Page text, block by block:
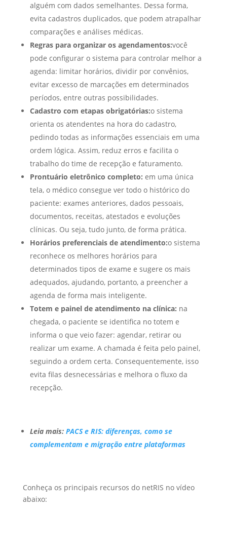
alguém com dados semelhantes. Dessa forma,
evita cadastros duplicados, que podem atrapalhar
comparações e análises médicas.
Regras para organizar os agendamentos:você
pode configurar o sistema para controlar melhor a
agenda: limitar horários, dividir por convênios,
evitar excesso de marcações em determinados
períodos, entre outras possibilidades.
Cadastro com etapas obrigatórias:o sistema
orienta os atendentes na hora do cadastro,
pedindo todas as informações essenciais em uma
ordem lógica. Assim, reduz erros e facilita o
trabalho do time de recepção e faturamento.
Prontuário eletrônico completo: em uma única
tela, o médico consegue ver todo o histórico do
paciente: exames anteriores, dados pessoais,
documentos, receitas, atestados e evoluções
clínicas. Ou seja, tudo junto, de forma prática.
Horários preferenciais de atendimento:o sistema
reconhece os melhores horários para
determinados tipos de exame e sugere os mais
adequados, ajudando, portanto, a preencher a
agenda de forma mais inteligente.
Totem e painel de atendimento na clínica: na
chegada, o paciente se identifica no totem e
informa o que veio fazer: agendar, retirar ou
realizar um exame. A chamada é feita pelo painel,
seguindo a ordem certa. Consequentemente, isso
evita filas desnecessárias e melhora o fluxo da
recepção.
Leia mais: PACS e RIS: diferenças, como se
complementam e migração entre plataformas
Conheça os principais recursos do netRIS no vídeo
abaixo: